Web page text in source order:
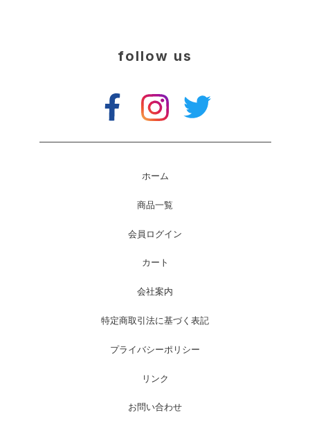
follow us
ホーム
商品一覧
会員ログイン
カート
会社案内
特定商取引法に基づく表記
プライバシーポリシー
リンク
お問い合わせ